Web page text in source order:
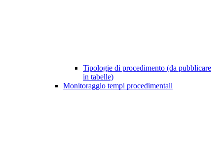
Tipologie di procedimento (da pubblicare
in tabelle)
Monitoraggio tempi procedimentali